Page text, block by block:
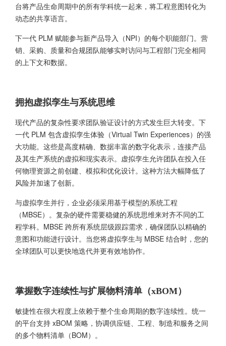
台将产品生命周期中的所有学科统一起来，将工程意图转化为
动态的共享语言。
下一代 PLM 赋能参与新产品导入（NPI）的每个职能部门。营
销、采购、质量和合规团队能够实时访问与工程部门完全相同
的上下文和数据。
拥抱虚拟孪生与系统思维
现代产品的复杂性要求团队验证设计的方式发生巨大转变。下
一代 PLM 包含虚拟孪生体验（Virtual Twin Experiences）的强
大功能。这些是高度精确、数据丰富的数字化表示，连接产品
及其生产系统的虚拟和现实表示。虚拟孪生允许团队在投入任
何物理资源之前创建、模拟和优化设计。这种方法大幅降低了
风险并加速了创新。
与虚拟孪生并行，企业必须采用基于模型的系统工程
（MBSE）。复杂的硬件需要稳健的系统思维来对齐不同的工
程学科。MBSE 跨所有系统层级跟踪需求，确保团队以精确的
意图和功能进行设计。当您将虚拟孪生与 MBSE 结合时，您的
全球团队可以更快地迭代并更有效地协作。
掌握数字连续性与扩展物料清单（xBOM）
敏捷性在很大程度上依赖于整个生命周期的数字连续性。统一
的平台支持 xBOM 策略，协调供应链、工程、制造和服务之间
的多个物料清单（BOM）。